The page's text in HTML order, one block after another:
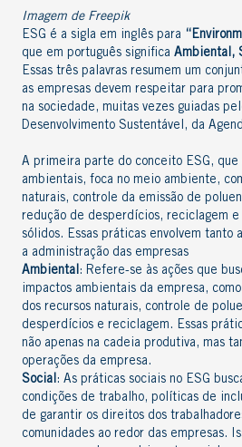
Imagem de Freepik
ESG é a sigla em inglês para
que em português significa Ambiental,
Essas três palavras resumem um
as empresas devem respeitar para
na sociedade, muitas vezes guiadas
Desenvolvimento Sustentável, da
A primeira parte do conceito ESG,
ambientais, foca no meio ambiente,
naturais, controle da emissão de
redução de desperdícios, reciclagem
sólidos. Essas práticas envolvem tanto
a administração das empresas
Ambiental: Refere-se às ações que
impactos ambientais da empresa,
dos recursos naturais, controle de
desperdícios e reciclagem. Essas
não apenas na cadeia produtiva, mas
operações da empresa.
Social: As práticas sociais no ESG
condições de trabalho, políticas de
de garantir os direitos dos
comunidades ao redor das empresas.